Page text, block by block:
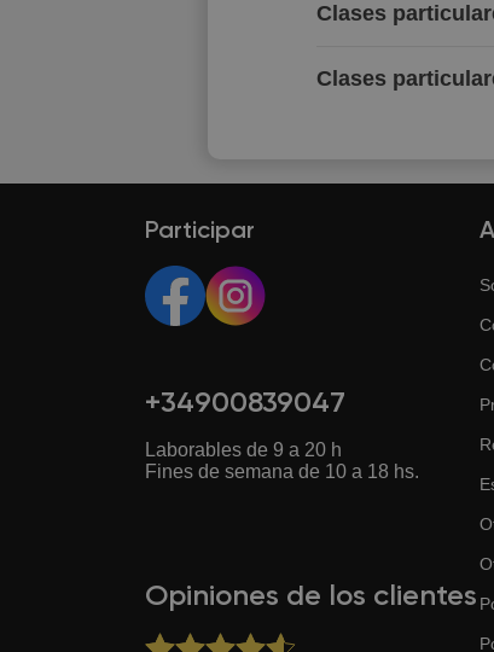
Clases
Clases
Participar
+34900839047
Laborables de 9 a 20 h
Fines de semana de 10 a 18 hs.
Opiniones de los clientes